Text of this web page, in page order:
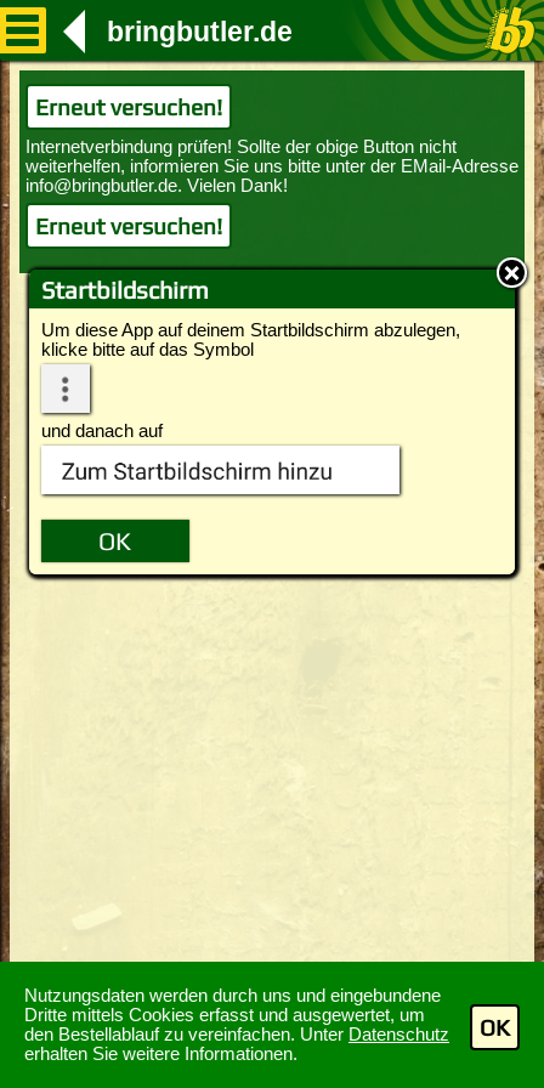
Nutzungsdaten werden durch uns und eingebundene
Dritte mittels Cookies erfasst und ausgewertet, um
den Bestellablauf zu vereinfachen. Unter Datenschutz
erhalten Sie weitere Informationen.
OK
Startbildschirm
Um diese App auf deinem Startbildschirm abzulegen,
klicke bitte auf das Symbol
und danach auf
bringbutler.de
Erneut versuchen!
Erneut versuchen!